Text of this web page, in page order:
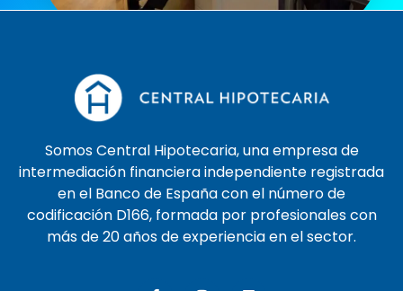
Somos Central Hipotecaria, una empresa de
intermediación financiera independiente registrada
en el Banco de España con el número de
codificación D166, formada por profesionales con
más de 20 años de experiencia en el sector.